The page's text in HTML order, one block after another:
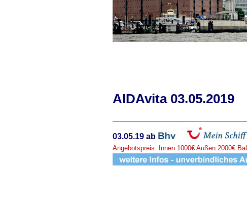
AIDAvita 03.05.2019
03.05.19 ab
Angebotspreis: Innen 1000€ Außen 2000€